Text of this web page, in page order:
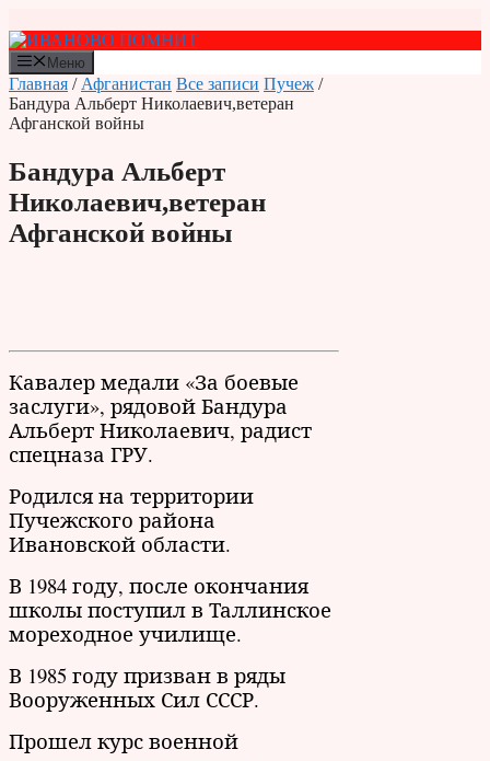
к
содержимому
Меню
Главная / Афганистан Все записи Пучеж /
Бандура Альберт Николаевич,ветеран
Афганской войны
Бандура Альберт
Николаевич,ветеран
Афганской войны
Кавалер медали «За боевые
заслуги», рядовой Бандура
Альберт Николаевич, радист
спецназа ГРУ.
Родился на территории
Пучежского района
Ивановской области.
В 1984 году, после окончания
школы поступил в Таллинское
мореходное училище.
В 1985 году призван в ряды
Вооруженных Сил СССР.
Прошел курс военной